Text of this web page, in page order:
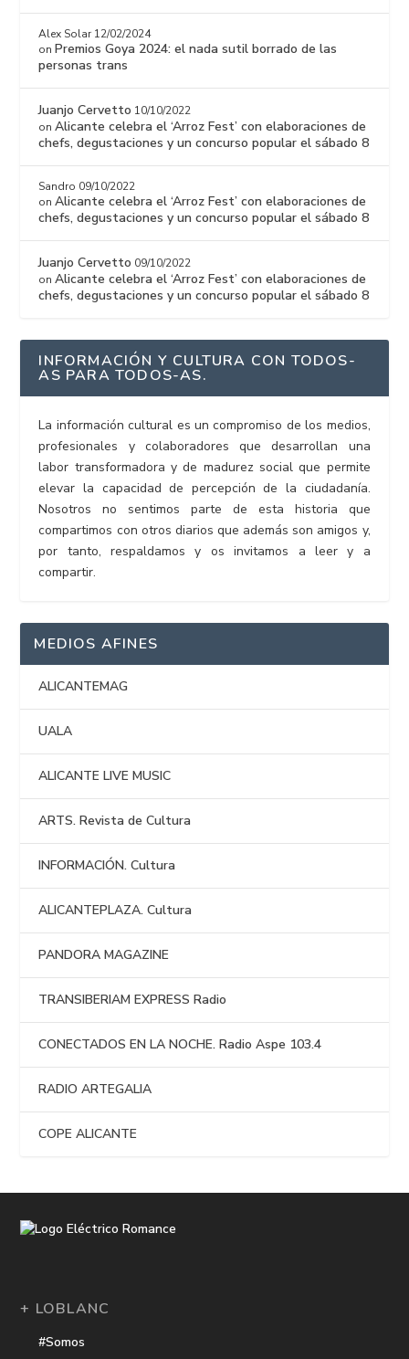
Alex Solar 12/02/2024
on Premios Goya 2024: el nada sutil borrado de las
personas trans
Juanjo Cervetto 10/10/2022
onAlicante celebra el ‘Arroz Fest’ con elaboraciones de
chefs, degustaciones y un concurso popular el sábado 8
Sandro 09/10/2022
onAlicante celebra el ‘Arroz Fest’ con elaboraciones de
chefs, degustaciones y un concurso popular el sábado 8
Juanjo Cervetto 09/10/2022
onAlicante celebra el ‘Arroz Fest’ con elaboraciones de
chefs, degustaciones y un concurso popular el sábado 8
INFORMACIÓN Y CULTURA CON TODOS-
AS PARA TODOS-AS.
La información cultural es un compromiso de los medios,
profesionales y colaboradores que desarrollan una
labor transformadora y de madurez social que permite
elevar la capacidad de percepción de la ciudadanía.
Nosotros no sentimos parte de esta historia que
compartimos con otros diarios que además son amigos y,
por tanto, respaldamos y os invitamos a leer y a
compartir.
MEDIOS AFINES
ALICANTEMAG
UALA
ALICANTE LIVE MUSIC
ARTS. Revista de Cultura
INFORMACIÓN. Cultura
ALICANTEPLAZA. Cultura
PANDORA MAGAZINE
TRANSIBERIAM EXPRESS Radio
CONECTADOS EN LA NOCHE. Radio Aspe 103.4
RADIO ARTEGALIA
COPE ALICANTE
+ LOBLANC
#Somos